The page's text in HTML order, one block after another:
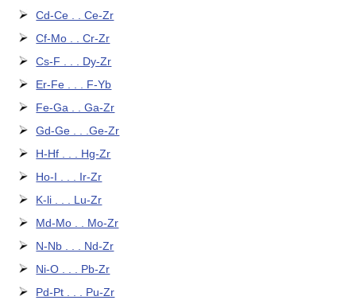
Cd-Ce . . Ce-Zr
Cf-Mo . . Cr-Zr
Cs-F . . . Dy-Zr
Er-Fe . . . F-Yb
Fe-Ga . . Ga-Zr
Gd-Ge . . .Ge-Zr
H-Hf . . . Hg-Zr
Ho-I . . . Ir-Zr
K-li . . . Lu-Zr
Md-Mo . . Mo-Zr
N-Nb . . . Nd-Zr
Ni-O . . . Pb-Zr
Pd-Pt . . . Pu-Zr